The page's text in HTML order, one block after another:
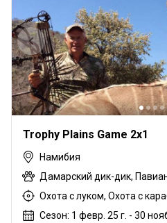
Trophy Plains Game 2x1
Намибия
Охота с луком, Охота с
Сезон: 1 февр. 25 г. - 30